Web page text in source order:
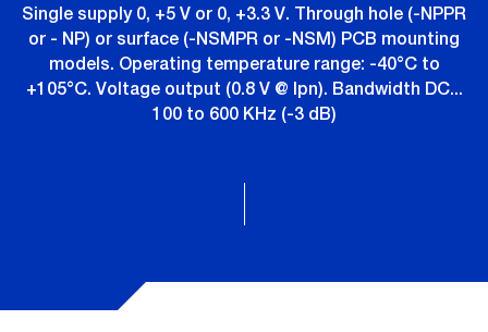
Single supply 0, +5 V or 0, +3.3 V. Through hole (-NPPR
or - NP) or surface (-NSMPR or -NSM) PCB mounting
models. Operating temperature range: -40°C to
+105°C. Voltage output (0.8 V @ Ipn). Bandwidth DC...
100 to 600 KHz (-3 dB)